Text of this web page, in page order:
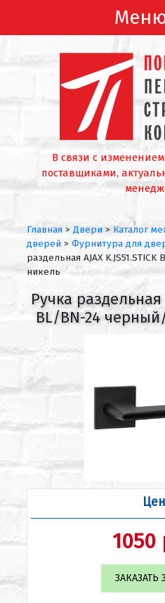
В связи с
поставщиками,
Главная > Двери > Каталог
дверей > Фурнитура для
раздельная AJAX
никель
Ручка раздельная
BL/BN-24
1050
ЗАКАЗАТЬ